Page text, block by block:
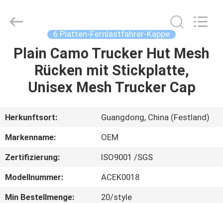
HAUS
PRODUKTE
ÜBER
UNS
FABRIK-
AUSFLUG
Ltd..
6 Platten-Fernlastfahrer-Kappe
Plain Camo Trucker Hut Mesh
Rücken mit Stickplatte,
Unisex Mesh Trucker Cap
Herkunftsort:
Guangdong, China (Festland)
Markenname:
OEM
Zertifizierung:
ISO9001 /SGS
Modellnummer:
ACEK0018
Min Bestellmenge:
20/style